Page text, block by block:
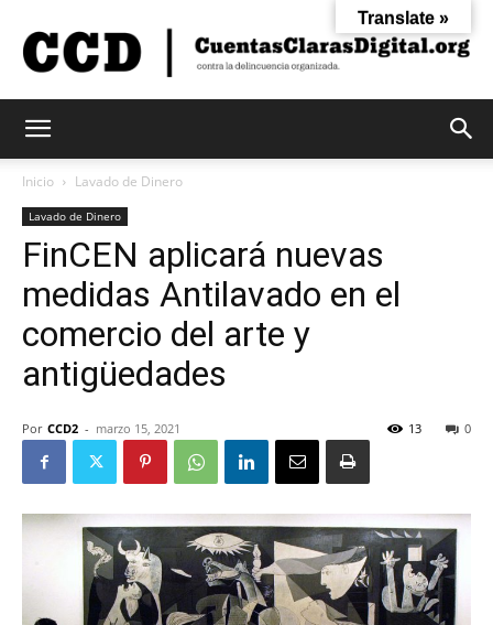
Claras
Digital
Inicio Lavado de Dinero
Lavado de Dinero
FinCEN aplicará nuevas
medidas Antilavado en el
comercio del arte y
antigüedades
Por CCD2 - marzo 15, 2021 0
13
Translate »